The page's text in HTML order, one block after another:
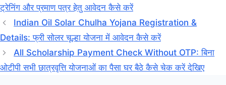
ट्रेनिंग और प्रमाण पत्र हेतु आवेदन कैसे करें
Indian Oil Solar Chulha Yojana Registration &
Details: फ्री सोलर चूल्हा योजना में आवेदन कैसे करें
All Scholarship Payment Check Without OTP: बिना
ओटीपी सभी छात्रवृत्ति योजनाओं का पैसा घर बैठे कैसे चेक करें देखिए